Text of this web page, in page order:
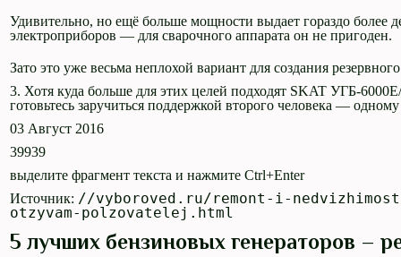
Удивительно, но ещё больше мощности выдает гораздо
электроприборов — для сварочного аппарата он не пригоден.
Зато это уже весьма неплохой вариант для создания
3. Хотя куда больше для этих целей подходят SKAT УГБ-
готовьтесь заручиться поддержкой второго человека —
03 Август 2016
39939
выделите фрагмент текста и нажмите Ctrl+Enter
Источник: //vyboroved.ru/remont-i-
otzyvam-polzovatelej.html
5 лучших бензиновых генераторов –